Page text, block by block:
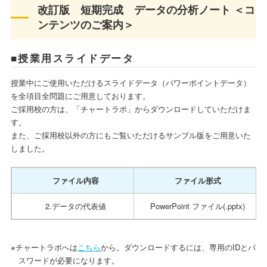
改訂版 短期完成 データの分析ノート ＜コ
ンテンツのご案内＞
■授業用スライドデータ
授業中にご使用いただけるスライドデータ（パワーポイントデータ）
を全項目全問題にご用意しております。
ご採用校の方は、「チャートラボ」からダウンロードしていただけま
す。
また、ご採用校以外の方にもご覧いただけるサンプル版をご用意いた
しました。
ファイル内容 ファイル形式
2.データの代表値 PowerPoint ファイル(.pptx)
※チャートラボへはこちらから。ダウンロードするには、専用のIDとパ
スワードが必要になります。